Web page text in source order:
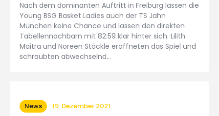
Nach dem dominanten Auftritt in Freiburg lassen die
Young BSG Basket Ladies auch der TS Jahn
München keine Chance und lassen den direkten
Tabellennachbarn mit 82:59 klar hinter sich. Lilith
Maitra und Noreen Stöckle eröffneten das Spiel und
schraubten abwechselnd…
News 19. Dezember 2021